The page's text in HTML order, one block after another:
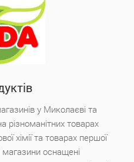
у Миколаєві та
різноманітних товарах
хімії та товарах першої
магазини оснащені